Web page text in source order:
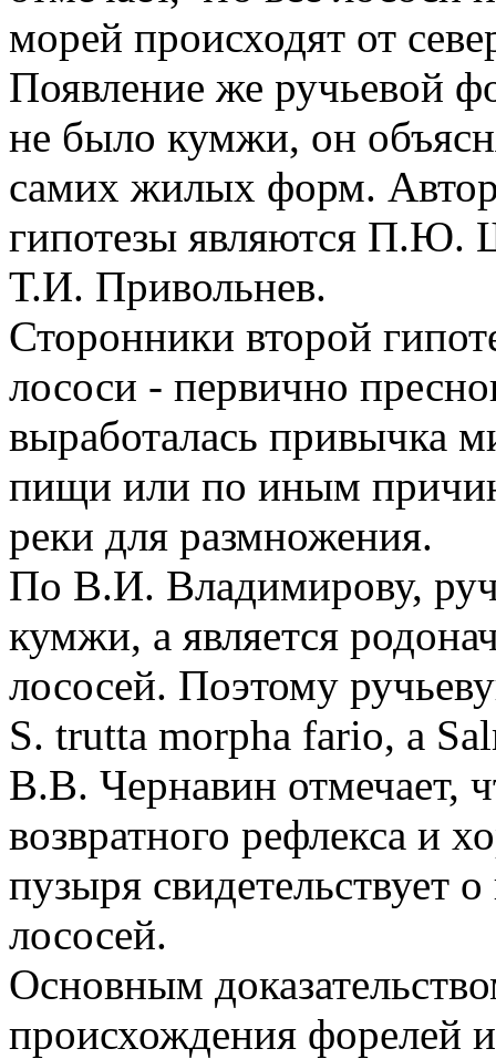
морей происходят от
Появление же ручьевой
не было кумжи, он
самих жилых форм.
гипотезы являются
Т.И. Привольнев.
Сторонники второй
лососи - первично
выработалась привычка
пищи или по иным
реки для размножения.
По В.И. Владимирову,
кумжи, а является
лососей. Поэтому
S. trutta morpha fario, a
В.В. Чернавин отмечает,
возвратного рефлекса и
пузыря свидетельствует
лососей.
Основным
происхождения форелей